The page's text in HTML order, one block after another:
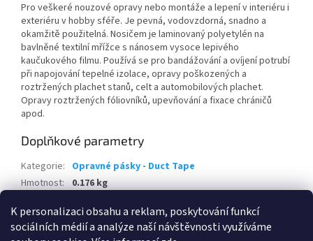
K personalizaci obsahu a reklam, poskytování funkcí
sociálních médií a analýze naší návštěvnosti využíváme
Pro veškeré nouzové opravy nebo montáže a lepení v interiéru i
exteriéru v hobby sféře. Je pevná, vodovzdorná, snadno a
okamžitě použitelná. Nosičem je laminovaný polyetylén na
bavlněné textilní mřížce s nánosem vysoce lepivého
kaučukového filmu. Používá se pro bandážování a ovíjení potrubí
při napojování tepelné izolace, opravy poškozených a
roztržených plachet stanů, celt a automobilových plachet.
Opravy roztržených fóliovníků, upevňování a fixace chráničů
apod.
Doplňkové parametry
Kategorie: Opravné pásky - Duct Tape
Hmotnost: 0.176 kg